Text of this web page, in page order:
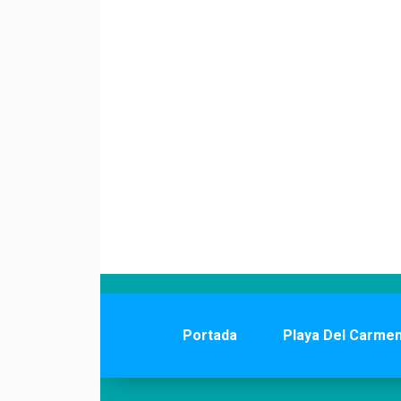
Portada Playa Del